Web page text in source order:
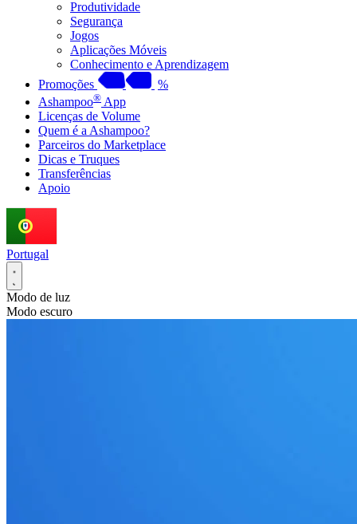
Produtividade
Segurança
Jogos
Aplicações Móveis
Conhecimento e Aprendizagem
Promoções
%
Ashampoo® App
Licenças de Volume
Quem é a Ashampoo?
Parceiros do Marketplace
Dicas e Truques
Transferências
Apoio
Portugal
Modo de luz
Modo escuro